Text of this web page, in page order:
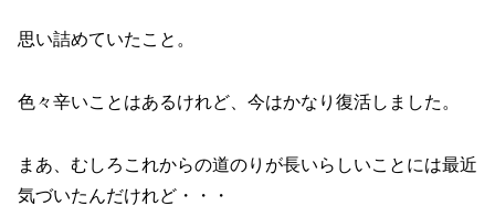
思い詰めていたこと。
色々辛いことはあるけれど、今はかなり復活しました。
まあ、むしろこれからの道のりが長いらしいことには最近
気づいたんだけれど・・・